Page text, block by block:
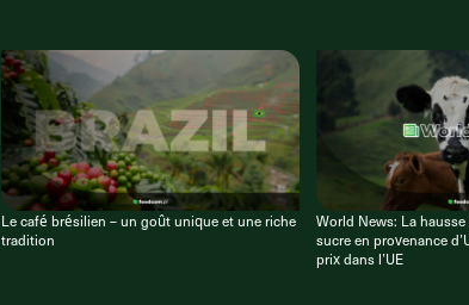
Le café brésilien – un goût unique et une riche
tradition
World News: La
sucre en provenance
prix dans l’UE